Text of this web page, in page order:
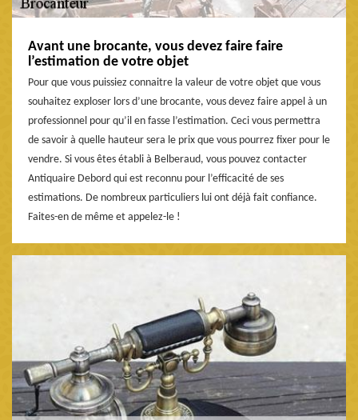
Avant une brocante, vous devez faire faire
l’estimation de votre objet
Pour que vous puissiez connaitre la valeur de votre objet que vous
souhaitez exploser lors d’une brocante, vous devez faire appel à un
professionnel pour qu’il en fasse l’estimation. Ceci vous permettra
de savoir à quelle hauteur sera le prix que vous pourrez fixer pour le
vendre. Si vous êtes établi à Belberaud, vous pouvez contacter
Antiquaire Debord qui est reconnu pour l’efficacité de ses
estimations. De nombreux particuliers lui ont déjà fait confiance.
Faites-en de même et appelez-le !